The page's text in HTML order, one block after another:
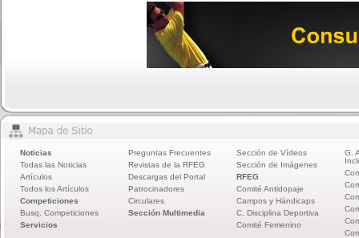
Noticias
Todas las Noticias
Artículos
Todos los Artículos
Competiciones
Busq. Competiciones
Servicios
Preguntas Frecuentes
Revistas de la RFEG
Descargas del Portal
Patrocinadores
Circulares
Sección Multimedia
Sección de Vídeos
Sección de Imágenes
RFEG
Comité Antidopaje
Campos y Hándicaps
C. Disciplina Deportiva
Comité Femenino
G.